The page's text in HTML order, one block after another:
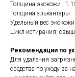
Толщина экокожи :
Толщина алькантары
Удельный вес экокожи
Цикл истирания:
Рекомендации по
Для удаления
средства по уходу за